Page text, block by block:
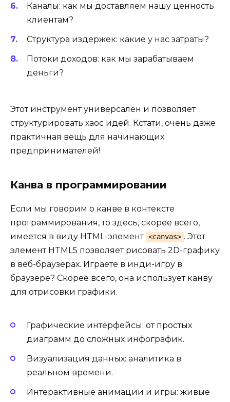
Каналы: как мы доставляем нашу ценность
клиентам?
Структура издержек: какие у нас затраты?
Потоки доходов: как мы зарабатываем
деньги?
Этот инструмент универсален и позволяет
структурировать хаос идей. Кстати, очень даже
практичная вещь для начинающих
предпринимателей!
Канва в программировании
Если мы говорим о канве в контексте
программирования, то здесь, скорее всего,
имеется в виду HTML-элемент <canvas> . Этот
элемент HTML5 позволяет рисовать 2D-графику
в веб-браузерах. Играете в инди-игру в
браузере? Скорее всего, она использует канву
для отрисовки графики.
Графические интерфейсы: от простых
диаграмм до сложных инфографик.
Визуализация данных: аналитика в
реальном времени.
Интерактивные анимации и игры: живые